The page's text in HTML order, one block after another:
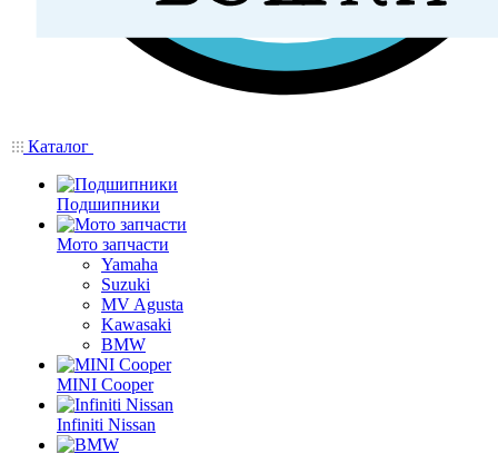
Каталог
Подшипники
Мото запчасти
Yamaha
Suzuki
MV Agusta
Kawasaki
BMW
MINI Cooper
Infiniti Nissan